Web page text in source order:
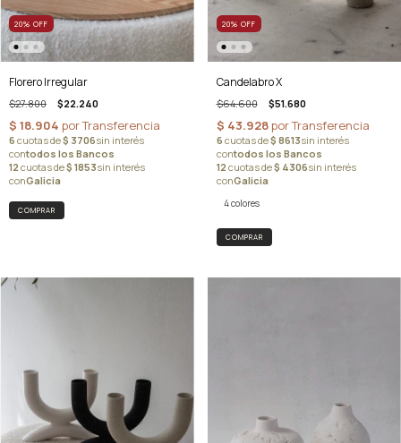
20% OFF
Florero Irregular
$27.800 $22.240
COMPRAR
20% OFF
Candelabro X
$64.600 $51.680
4 colores
COMPRAR